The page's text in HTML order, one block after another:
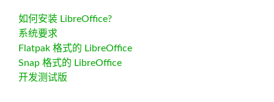
如何安装 LibreOffice?
系统要求
Flatpak 格式的 LibreOffice
Snap 格式的 LibreOffice
开发测试版